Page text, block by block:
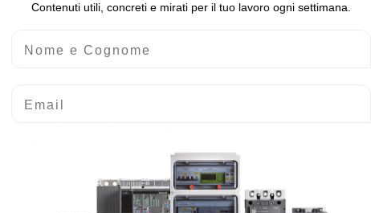
Contenuti utili, concreti e mirati per il tuo lavoro ogni settimana.